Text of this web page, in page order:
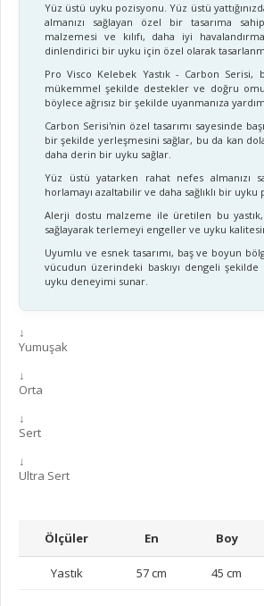
Yüz üstü uyku pozisyonu. Yüz üstü
almanızı sağlayan özel bir tasarıma
malzemesi ve kılıfı, daha iyi
dinlendirici bir uyku için özel olarak
Pro Visco Kelebek Yastık - Carbon Serisi,
mükemmel şekilde destekler ve doğru
böylece ağrısız bir şekilde uyanmanıza
Carbon Serisi'nin özel tasarımı sayesinde
bir şekilde yerleşmesini sağlar, bu da kan
daha derin bir uyku sağlar.
Yüz üstü yatarken rahat nefes almanızı
horlamayı azaltabilir ve daha sağlıklı bir uyku
Alerji dostu malzeme ile üretilen bu
sağlayarak terlemeyi engeller ve uyku
Uyumlu ve esnek tasarımı, baş ve boyun
vücudun üzerindeki baskıyı dengeli şekilde
uyku deneyimi sunar.
↓
Yumuşak
↓
Orta
↓
Sert
↓
Ultra Sert
Ölçüler En Boy
Yastık 57 cm 45 cm